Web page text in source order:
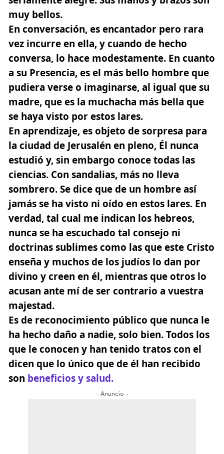
muy bellos.
En conversación, es encantador pero rara
vez incurre en ella, y cuando de hecho
conversa, lo hace modestamente. En cuanto
a su Presencia, es el más bello hombre que
pudiera verse o imaginarse, al igual que su
madre, que es la muchacha más bella que
se haya visto por estos lares.
En aprendizaje, es objeto de sorpresa para
la ciudad de Jerusalén en pleno, Él nunca
estudió y, sin embargo conoce todas las
ciencias. Con sandalias, más no lleva
sombrero. Se dice que de un hombre así
jamás se ha visto ni oído en estos lares. En
verdad, tal cual me indican los hebreos,
nunca se ha escuchado tal consejo ni
doctrinas sublimes como las que este Cristo
enseña y muchos de los judíos lo dan por
divino y creen en él, mientras que otros lo
acusan ante mí de ser contrario a vuestra
majestad.
Es de reconocimiento público que nunca le
ha hecho daño a nadie, solo bien. Todos los
que le conocen y han tenido tratos con el
dicen que lo único que de él han recibido
son beneficios y salud.
- Anuncio -